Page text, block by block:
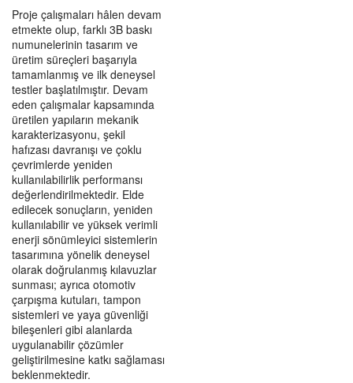
Proje çalışmaları hâlen devam
etmekte olup, farklı 3B baskı
numunelerinin tasarım ve
üretim süreçleri başarıyla
tamamlanmış ve ilk deneysel
testler başlatılmıştır. Devam
eden çalışmalar kapsamında
üretilen yapıların mekanik
karakterizasyonu, şekil
hafızası davranışı ve çoklu
çevrimlerde yeniden
kullanılabilirlik performansı
değerlendirilmektedir. Elde
edilecek sonuçların, yeniden
kullanılabilir ve yüksek verimli
enerji sönümleyici sistemlerin
tasarımına yönelik deneysel
olarak doğrulanmış kılavuzlar
sunması; ayrıca otomotiv
çarpışma kutuları, tampon
sistemleri ve yaya güvenliği
bileşenleri gibi alanlarda
uygulanabilir çözümler
geliştirilmesine katkı sağlaması
beklenmektedir.